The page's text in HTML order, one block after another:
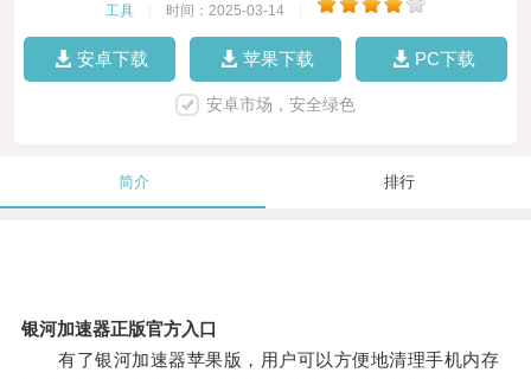
工具 时间：2025-03-14
安卓下载 苹果下载 PC下载
安卓市场，安全绿色
简介 排行
银河加速器正版官方入口
有了银河加速器苹果版，用户可以方便地清理手机内存